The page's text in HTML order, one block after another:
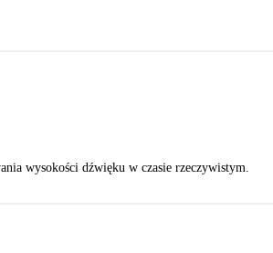
wysokości dźwięku w czasie rzeczywistym.